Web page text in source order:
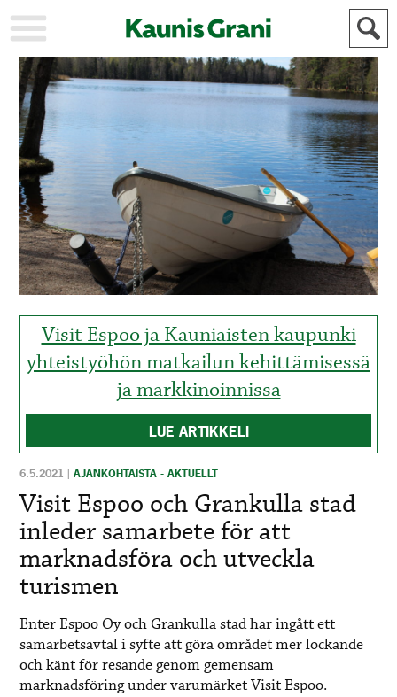
KAUPUNKI
STADEN
AJANKOHTAISTA
AKTUELLT
URHEILU
IDROTT
KULTTUURI
KULTUR
HISTORIA
HISTORIA
YLEINEN
ALLMÄN
MAINOSTAJILLE
FÖR
ANNONSÖRER
Visit Espoo ja Kauniaisten kaupunki
yhteistyöhön matkailun kehittämisessä
ja markkinoinnissa
LUE ARTIKKELI
6.5.2021 |AJANKOHTAISTA - AKTUELLT
Visit Espoo och Grankulla stad
inleder samarbete för att
marknadsföra och utveckla
turismen
Enter Espoo Oy och Grankulla stad har ingått ett
samarbetsavtal i syfte att göra området mer lockande
och känt för resande genom gemensam
marknadsföring under varumärket Visit Espoo.